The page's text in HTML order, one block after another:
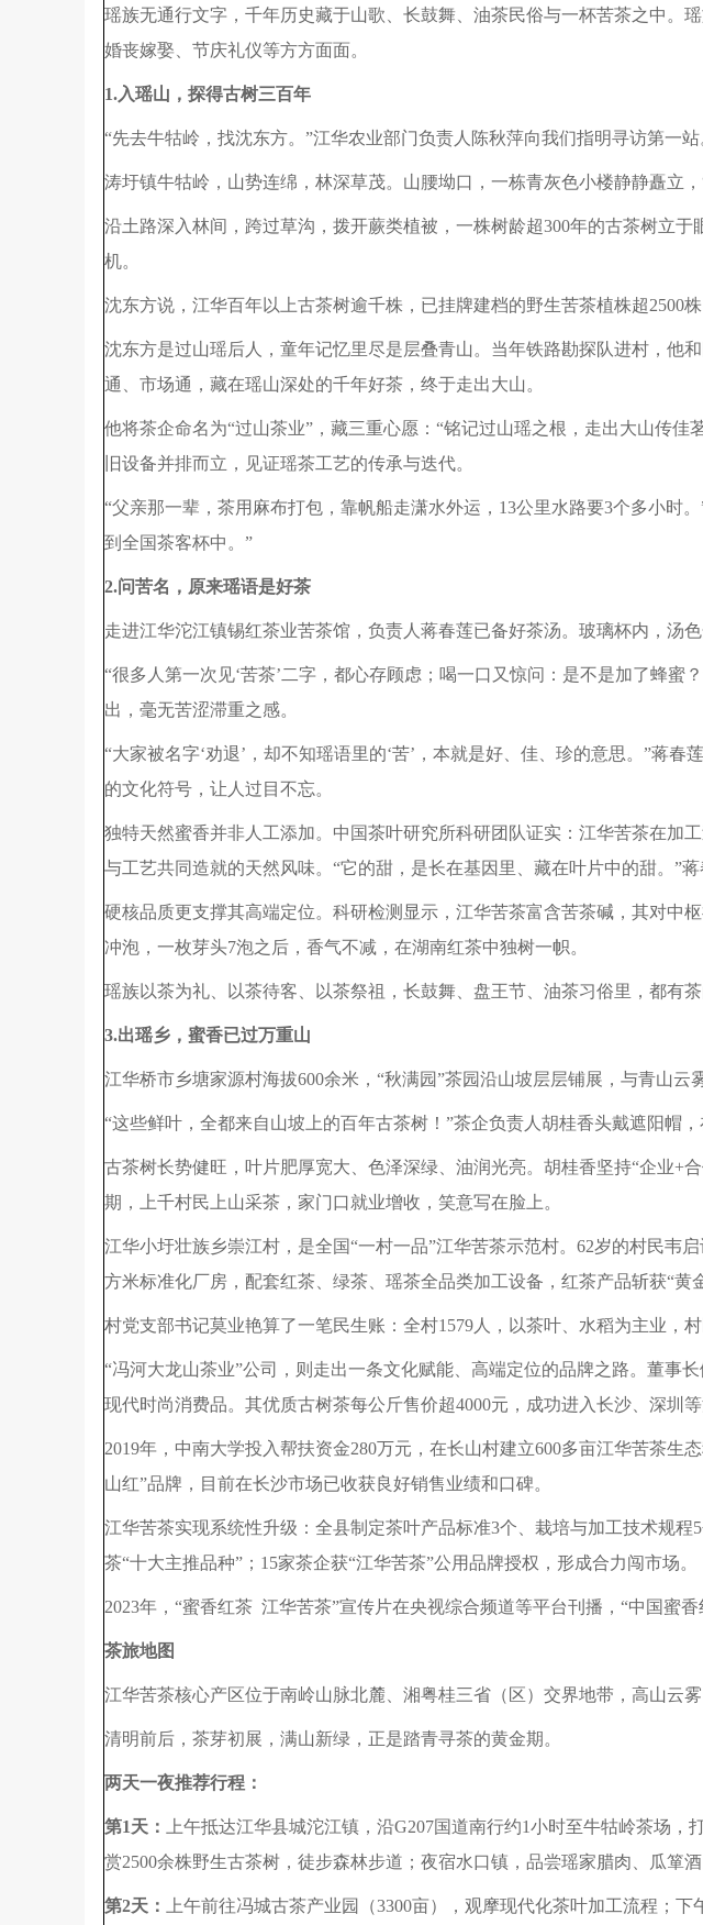
瑶族无通行文字，千年历史藏于山歌、长鼓舞、油茶民俗与一杯苦茶之中。
婚丧嫁娶、节庆礼仪等方方面面。
1.入瑶山，探得古树三百年
“先去牛牯岭，找沈东方。”江华农业部门负责人陈秋萍向我们指明寻访第一站
涛圩镇牛牯岭，山势连绵，林深草茂。山腰坳口，一栋青灰色小楼静静矗立，
沿土路深入林间，跨过草沟，拨开蕨类植被，一株树龄超300年的古茶树立
机。
沈东方说，江华百年以上古茶树逾千株，已挂牌建档的野生苦茶植株超2500
沈东方是过山瑶后人，童年记忆里尽是层叠青山。当年铁路勘探队进村，他
通、市场通，藏在瑶山深处的千年好茶，终于走出大山。
他将茶企命名为“过山茶业”，藏三重心愿：“铭记过山瑶之根，走出大山传
旧设备并排而立，见证瑶茶工艺的传承与迭代。
“父亲那一辈，茶用麻布打包，靠帆船走潇水外运，13公里水路要3个多小时
到全国茶客杯中。”
2.问苦名，原来瑶语是好茶
走进江华沱江镇锡红茶业苦茶馆，负责人蒋春莲已备好茶汤。玻璃杯内，汤
“很多人第一次见‘苦茶’二字，都心存顾虑；喝一口又惊问：是不是加了蜂
出，毫无苦涩滞重之感。
“大家被名字‘劝退’，却不知瑶语里的‘苦’，本就是好、佳、珍的意思。”蒋
的文化符号，让人过目不忘。
独特天然蜜香并非人工添加。中国茶叶研究所科研团队证实：江华苦茶在加
与工艺共同造就的天然风味。“它的甜，是长在基因里、藏在叶片中的甜。”蒋
硬核品质更支撑其高端定位。科研检测显示，江华苦茶富含苦茶碱，其对中
冲泡，一枚芽头7泡之后，香气不减，在湖南红茶中独树一帜。
瑶族以茶为礼、以茶待客、以茶祭祖，长鼓舞、盘王节、油茶习俗里，都有
3.出瑶乡，蜜香已过万重山
江华桥市乡塘家源村海拔600余米，“秋满园”茶园沿山坡层层铺展，与青山云
“这些鲜叶，全都来自山坡上的百年古茶树！”茶企负责人胡桂香头戴遮阳帽
古茶树长势健旺，叶片肥厚宽大、色泽深绿、油润光亮。胡桂香坚持“企业+
期，上千村民上山采茶，家门口就业增收，笑意写在脸上。
江华小圩壮族乡崇江村，是全国“一村一品”江华苦茶示范村。62岁的村民韦
方米标准化厂房，配套红茶、绿茶、瑶茶全品类加工设备，红茶产品斩获“黄
村党支部书记莫业艳算了一笔民生账：全村1579人，以茶叶、水稻为主业，
“冯河大龙山茶业”公司，则走出一条文化赋能、高端定位的品牌之路。董事
现代时尚消费品。其优质古树茶每公斤售价超4000元，成功进入长沙、深圳等
2019年，中南大学投入帮扶资金280万元，在长山村建立600多亩江华苦茶
山红”品牌，目前在长沙市场已收获良好销售业绩和口碑。
江华苦茶实现系统性升级：全县制定茶叶产品标准3个、栽培与加工技术规
茶“十大主推品种”；15家茶企获“江华苦茶”公用品牌授权，形成合力闯市场。
2023年，“蜜香红茶 江华苦茶”宣传片在央视综合频道等平台刊播，“中国蜜
茶旅地图
江华苦茶核心产区位于南岭山脉北麓、湘粤桂三省（区）交界地带，高山云
清明前后，茶芽初展，满山新绿，正是踏青寻茶的黄金期。
两天一夜推荐行程：
第1天：
上午抵达江华县城沱江镇，沿G207国道南行约1小时至牛牯岭茶场
赏2500余株野生古茶树，徒步森林步道；夜宿水口镇，品尝瑶家腊肉、瓜箪酒
第2天： 上午前往冯城古茶产业园（3300亩），观摩现代化茶叶加工流程；